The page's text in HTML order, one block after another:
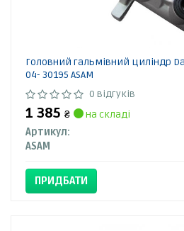
Головний гальмівний циліндр
04- 30195 ASAM
0 відгуків
1 385 ₴
на складі
Артикул:
ASAM
ПРИДБАТИ